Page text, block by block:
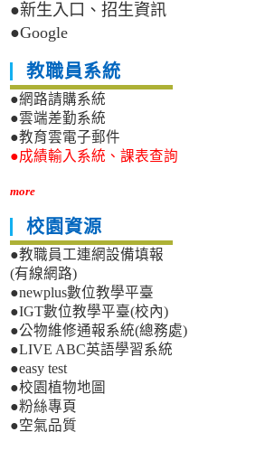
●新生入口、招生資訊
●Google
教職員系統
●網路請購系統
●雲端差勤系統
●教育雲電子郵件
●成績輸入系統、課表查詢
more
校園資源
●教職員工連網設備填報
(有線網路)
●newplus數位教學平臺
●IGT數位教學平臺(校內)
●公物維修通報系統(總務處)
●LIVE ABC英語學習系統
●easy test
●校園植物地圖
●粉絲專頁
●空氣品質